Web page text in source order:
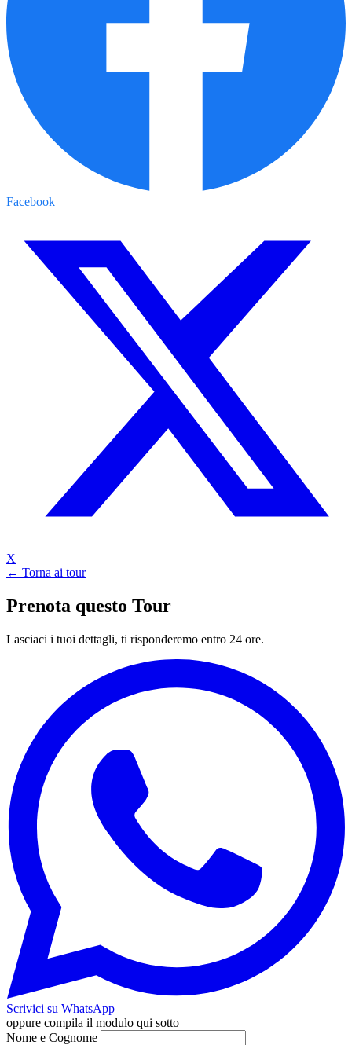
Facebook
X
← Torna ai tour
Prenota questo Tour
Lasciaci i tuoi dettagli, ti risponderemo entro 24 ore.
Scrivici su WhatsApp
oppure compila il modulo qui sotto
Nome e Cognome